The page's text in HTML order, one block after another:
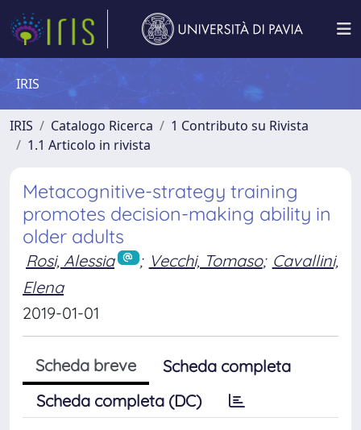
IRIS
IRIS Catalogo Ricerca
1 Contributo su Rivista
1.1 Articolo in rivista
Metacognitive-strategy training
promotes decision-making ability in
older adults
Rosi, Alessia ; Vecchi, Tomaso; Cavallini,
Elena
2019-01-01
Scheda breve
Scheda completa
Scheda completa (DC)